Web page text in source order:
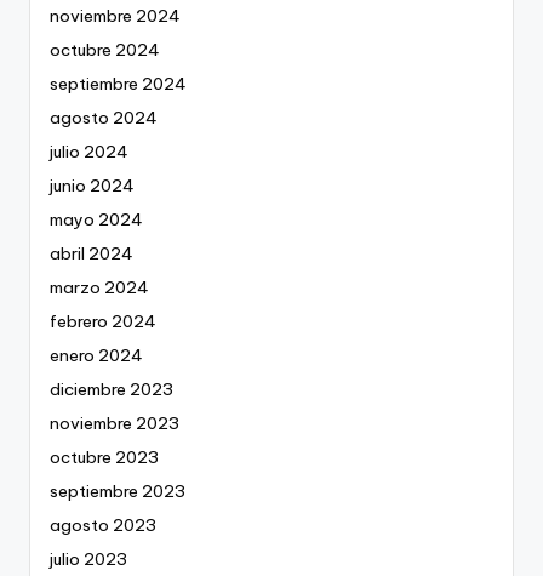
noviembre 2024
octubre 2024
septiembre 2024
agosto 2024
julio 2024
junio 2024
mayo 2024
abril 2024
marzo 2024
febrero 2024
enero 2024
diciembre 2023
noviembre 2023
octubre 2023
septiembre 2023
agosto 2023
julio 2023